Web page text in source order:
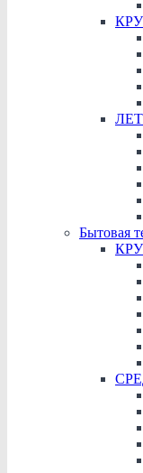
Бытовая